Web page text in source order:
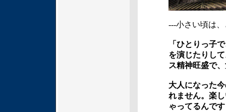
---小さい頃は
「ひとりっ子
を演じたりし
ス精神旺盛で
大人になった
れません。楽
ゃってるんで